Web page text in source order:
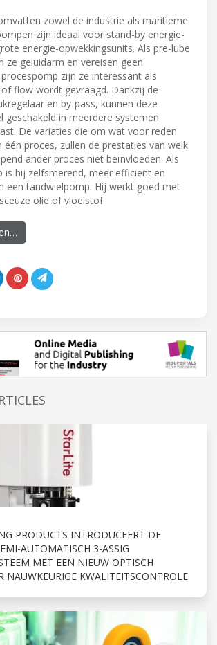
zowel de industrie als maritieme
zijn ideaal voor stand-by energie-
energie-opwekkingsunits. Als pre-lube
ze geluidarm en vereisen geen
zijn ze interessant als
flow wordt gevraagd. Dankzij de
en by-pass, kunnen deze
geschakeld in meerdere systemen
De variaties die om wat voor reden
proces, zullen de prestaties van welk
ander proces niet beïnvloeden. Als
is hij zelfsmerend, meer efficiënt en
een tandwielpomp. Hij werkt goed met
olie of vloeistof.
PRODUCTS INTRODUCEERT DE
AUTOMATISCH 3-ASSIG
MET EEN NIEUW OPTISCH
NAUWKEURIGE KWALITEITSCONTROLE